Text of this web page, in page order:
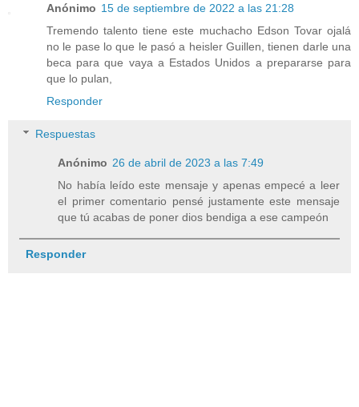
Anónimo 15 de septiembre de 2022 a las 21:28
Tremendo talento tiene este muchacho Edson Tovar ojalá
no le pase lo que le pasó a heisler Guillen, tienen darle una
beca para que vaya a Estados Unidos a prepararse para
que lo pulan,
Responder
Respuestas
Anónimo 26 de abril de 2023 a las 7:49
No había leído este mensaje y apenas empecé a leer
el primer comentario pensé justamente este mensaje
que tú acabas de poner dios bendiga a ese campeón
Responder